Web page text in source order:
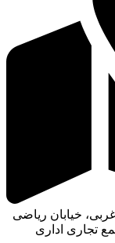
خیابان ریاضی
۱۷ غربی، پلاک ۵۴، مجتمع تجاری اداری